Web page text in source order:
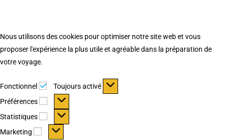
Nous utilisons des cookies pour optimiser notre site web et vous
proposer l'expérience la plus utile et agréable dans la préparation de
votre voyage.
Fonctionnel Fonctionnel
Toujours activé
Préférences
Préférences
Statistiques Statistiques
Marketing Marketing